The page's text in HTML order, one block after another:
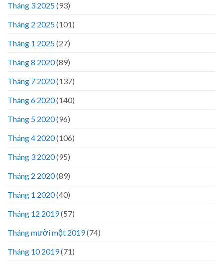
Tháng 3 2025(93)
Tháng 2 2025(101)
Tháng 1 2025(27)
Tháng 8 2020(89)
Tháng 7 2020(137)
Tháng 6 2020(140)
Tháng 5 2020(96)
Tháng 4 2020(106)
Tháng 3 2020(95)
Tháng 2 2020(89)
Tháng 1 2020(40)
Tháng 12 2019(57)
Tháng mười một 2019(74)
Tháng 10 2019(71)